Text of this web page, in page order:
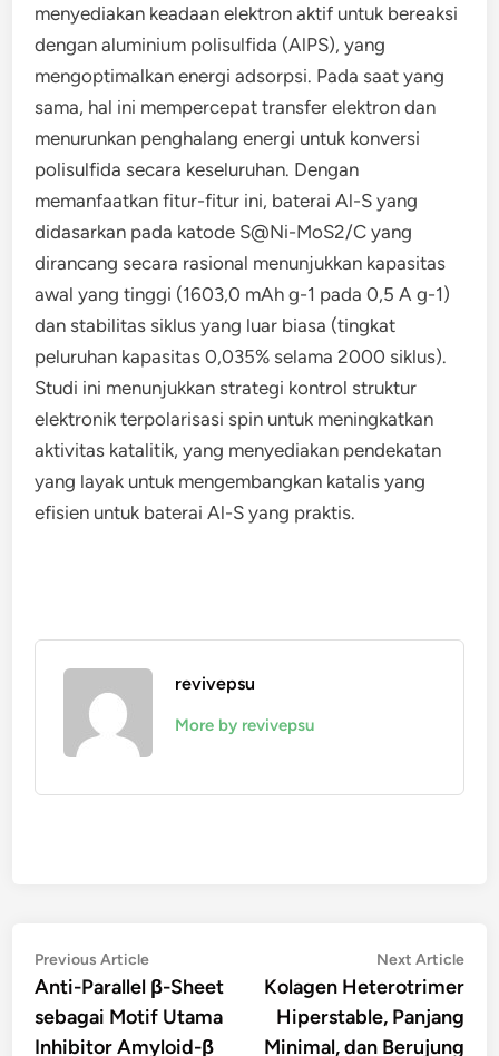
menyediakan keadaan elektron aktif untuk bereaksi
dengan aluminium polisulfida (AlPS), yang
mengoptimalkan energi adsorpsi. Pada saat yang
sama, hal ini mempercepat transfer elektron dan
menurunkan penghalang energi untuk konversi
polisulfida secara keseluruhan. Dengan
memanfaatkan fitur-fitur ini, baterai Al-S yang
didasarkan pada katode S@Ni-MoS2/C yang
dirancang secara rasional menunjukkan kapasitas
awal yang tinggi (1603,0 mAh g-1 pada 0,5 A g-1)
dan stabilitas siklus yang luar biasa (tingkat
peluruhan kapasitas 0,035% selama 2000 siklus).
Studi ini menunjukkan strategi kontrol struktur
elektronik terpolarisasi spin untuk meningkatkan
aktivitas katalitik, yang menyediakan pendekatan
yang layak untuk mengembangkan katalis yang
efisien untuk baterai Al-S yang praktis.
revivepsu
More by revivepsu
Navigasi
pos
Previous ArticlePrevious
article:
Anti-Parallel β-Sheet
sebagai Motif Utama
Inhibitor Amyloid-β
Next Article
Kolagen Heterotrimer
Hiperstable, Panjang
Minimal, dan Berujung